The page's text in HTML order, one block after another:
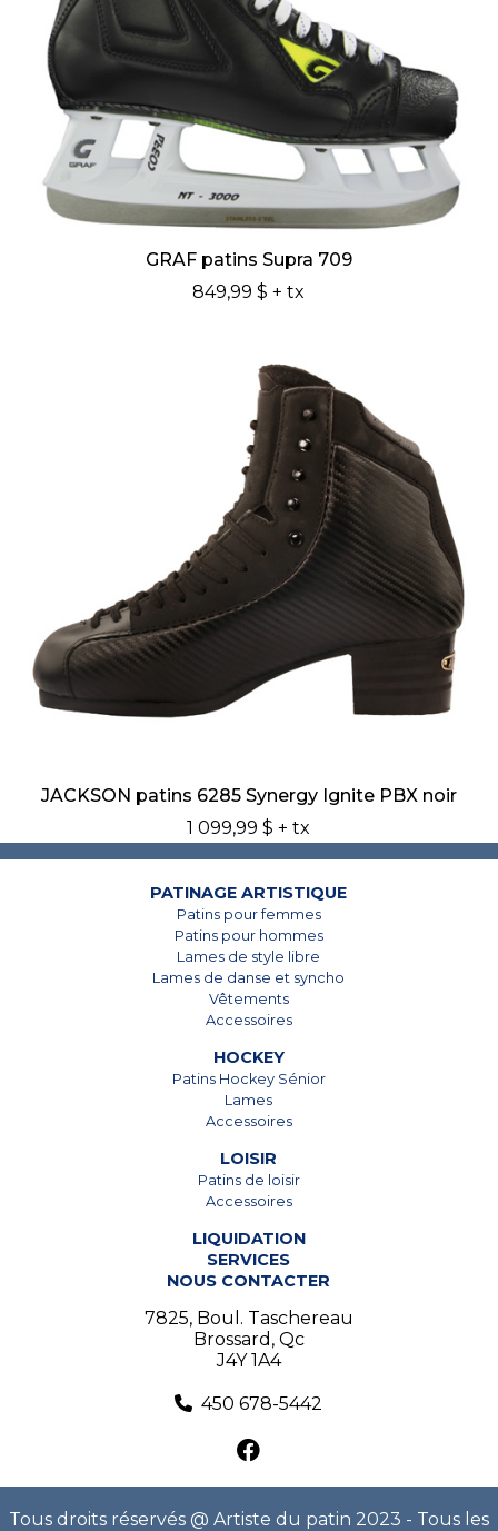
GRAF patins Supra 709
849,99 $ + tx
JACKSON patins 6285 Synergy Ignite PBX noir
1 099,99 $ + tx
PATINAGE ARTISTIQUE
Patins pour femmes
Patins pour hommes
Lames de style libre
Lames de danse et syncho
Vêtements
Accessoires
HOCKEY
Patins Hockey Sénior
Lames
Accessoires
LOISIR
Patins de loisir
Accessoires
LIQUIDATION
SERVICES
NOUS CONTACTER
7825, Boul. Taschereau
Brossard, Qc
J4Y 1A4
450 678-5442
Tous droits réservés @ Artiste du patin 2023 - Tous les